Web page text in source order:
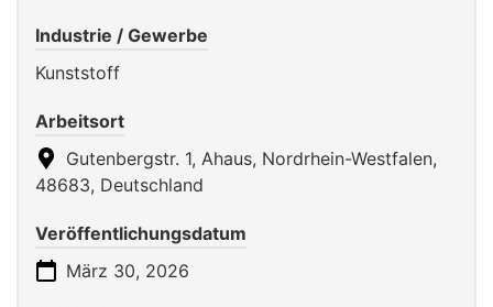
Industrie / Gewerbe
Kunststoff
Arbeitsort
Gutenbergstr. 1, Ahaus, Nordrhein-Westfalen,
48683, Deutschland
Veröffentlichungsdatum
März 30, 2026